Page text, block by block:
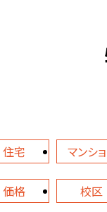
住宅 マンシ
価格 校区